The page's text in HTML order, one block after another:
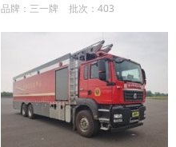
品牌：三一牌 批次：403